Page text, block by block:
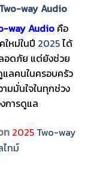
Two-way Audio
way Audioคือ
ใหม่ในปี 2025ได้
อดภัย แต่ยังช่วย
แลคนในครอบครัว
มมั่นใจในทุกช่วง
การดูแล
2025Two-way
ทม์